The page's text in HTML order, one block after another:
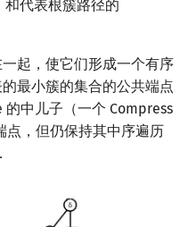
和代表根簇路径的
起，使它们形成一个有序
最小簇的集合的公共端点
的中儿子（一个 Compress
点，但仍保持其中序遍历